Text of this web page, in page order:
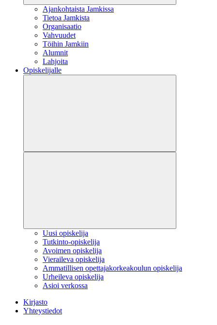
Ajankohtaista Jamkissa
Tietoa Jamkista
Organisaatio
Vahvuudet
Töihin Jamkiin
Alumnit
Lahjoita
Opiskelijalle
Uusi opiskelija
Tutkinto-opiskelija
Avoimen opiskelija
Vieraileva opiskelija
Ammatillisen opettajakorkeakoulun opiskelija
Urheileva opiskelija
Asioi verkossa
Kirjasto
Yhteystiedot